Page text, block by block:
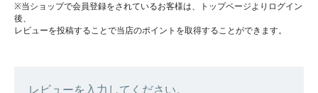
※当ショップで会員登録をされているお客様は、トップページよりログイン
後、
レビューを投稿することで当店のポイントを取得することができます。
レビューを入力してください。